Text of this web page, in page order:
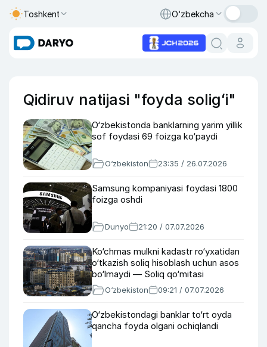
Toshkent O‘zbekcha
Qidiruv natijasi "foyda soligʻi"
O‘zbekistonda banklarning yarim yillik
sof foydasi 69 foizga ko‘paydi
O‘zbekiston 23:35 / 26.07.2026
Samsung kompaniyasi foydasi 1800
foizga oshdi
Dunyo 21:20 / 07.07.2026
Ko‘chmas mulkni kadastr ro‘yxatidan
o‘tkazish soliq hisoblash uchun asos
bo‘lmaydi — Soliq qo‘mitasi
O‘zbekiston 09:21 / 07.07.2026
O‘zbekistondagi banklar to‘rt oyda
qancha foyda olgani ochiqlandi